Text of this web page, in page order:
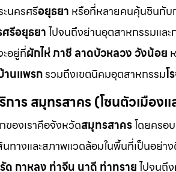
นครศรีอยุธยา หรือที่หลายคนคุ้นชินกับ
รีอยุธยาไปจนถึงย่านอุตสาหกรรมและ
อยู่ที่ผักไห่ ภาชี ลาดบัวหลวง วังน้อย
านแพรกรวมถึงเขตนิคมอุตสาหกรรมโ
าร สมุทรสาคร (โซนตัวเมืองแ
องเราคือจังหวัดสมุทรสาครโดยครอ
นทางและสภาพแวดล้อมในพื้นที่เป็นอย่า
ด กาหลง ท่าจีน นาดี ท่าทรายไปจนถึง